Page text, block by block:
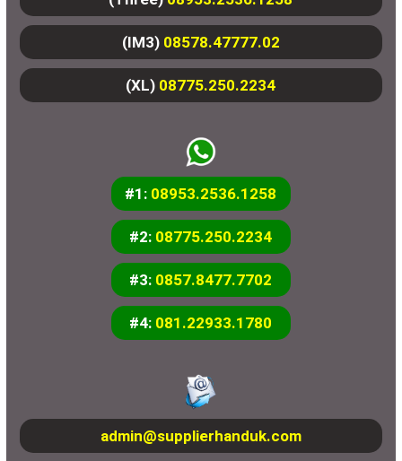
(IM3) 08578.47777.02
(XL) 08775.250.2234
#1: 08953.2536.1258
#2: 08775.250.2234
#3: 0857.8477.7702
#4: 081.22933.1780
admin@supplierhanduk.com